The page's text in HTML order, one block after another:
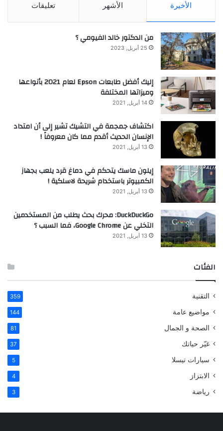
الأخيرة الأشهر تعليقات
من الدكتور خالد الفيومي ؟
25 أبريل, 2023
إليك أفضل طابعات Epson لعام 2021 بأنواعها
وميزاتها المختلفة
14 أبريل, 2021
اكتشاف جمجمة في التشيك تشير إلى أن امتداد
الإنسان الحديث أقدم مما كان معروفاً !
13 أبريل, 2021
إيلون ماسك يتحكم في دماغ قرد يلعب بجهاز
الكمبيوتر باستخدام شريحة لاسلكية !
13 أبريل, 2021
DuckDuckGo: محرك بحث يطلب من المستخدمين
التخلي عن Google Chrome، فما السبب ؟
13 أبريل, 2021
الفئات
التقنية 359
مواضيع عامة 144
الصحة و الجمال 81
غيّر حياتك 37
سيارات تيسلا 5
الابتزاز 4
رياضة 3